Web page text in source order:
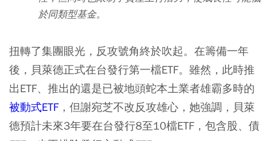
於同類型基金。
扭轉了集團眼光，反攻號角終於吹起。在籌備一年
後，貝萊德正式在台發行第一檔ETF。雖然，此時推
出ETF、推出的還是已被地頭蛇本土業者雄霸多時的
被動式ETF ，但謝宛芝不改反攻雄心，她強調，貝萊
德預計未來3年要在台發行8至10檔ETF，包含股、債